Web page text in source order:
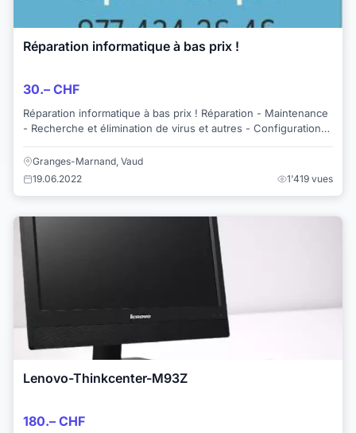
Réparation informatique à bas prix !
30.– CHF
Réparation informatique à bas prix ! Réparation - Maintenance
- Recherche et élimination de virus et autres - Configuration
Granges-Marnand, Vaud
19.06.2022
1'419 vues
Lenovo-Thinkcenter-M93Z
180.– CHF